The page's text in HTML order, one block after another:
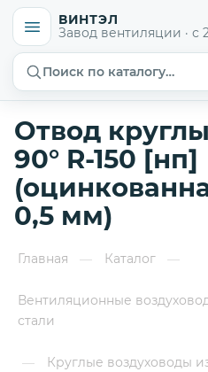
ВИНТЭЛ
Завод вентиляции · с
Поиск по каталогу…
Отвод
90° R-150 [нп]
0,5 мм)
Главная — Каталог —
Вентиляционные
стали
— Круглые воздуховоды